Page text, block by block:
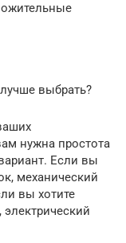
выбрать?
нужна простота
Если вы
механический
вы хотите